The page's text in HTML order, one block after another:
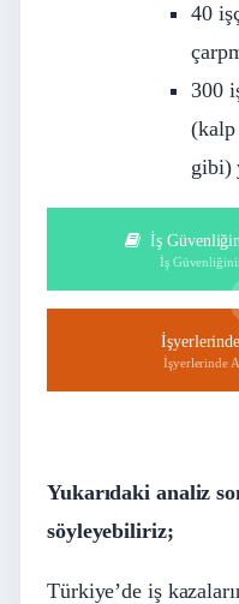
40
300
(kalp
gibi)
İş
İş
İşyerlerinde
Yukarıdaki analiz
söyleyebiliriz;
Türkiye’de iş